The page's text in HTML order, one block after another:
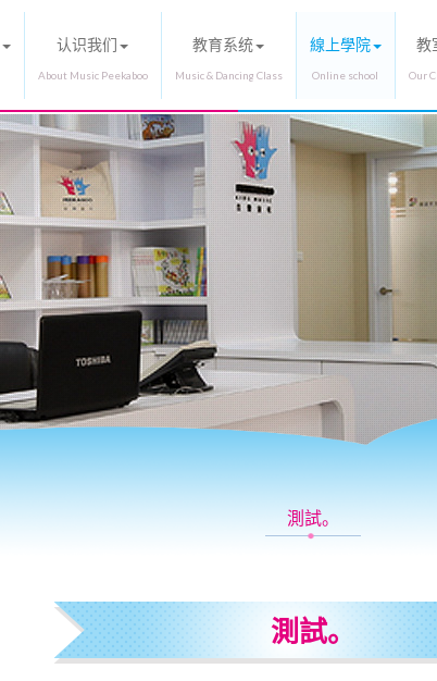
认识我们 教育系统 線上學院 教
測試。
測試。